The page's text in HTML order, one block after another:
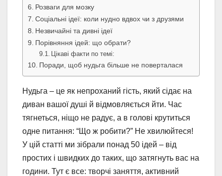
Розваги для мозку
Соціальні ідеї: коли нудно вдвох чи з друзями
Незвичайні та дивні ідеї
Порівняння ідей: що обрати?
Цікаві факти по темі:
Поради, щоб нудьга більше не поверталася
Нудьга – це як непроханий гість, який сідає на
диван вашої душі й відмовляється йти. Час
тягнеться, ніщо не радує, а в голові крутиться
одне питання: “Що ж робити?” Не хвилюйтеся!
У цій статті ми зібрали понад 50 ідей – від
простих і швидких до таких, що затягнуть вас на
години. Тут є все: творчі заняття, активний